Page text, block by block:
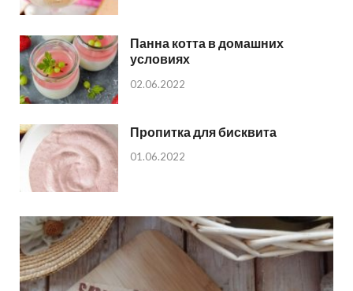
Панна котта в домашних
условиях
02.06.2022
Пропитка для бисквита
01.06.2022